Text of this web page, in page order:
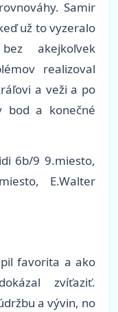
Samir
už to vyzeralo
akejkoľvek
realizoval
a veži a po
bod a konečné
6b/9 9.miesto,
E.Walter
favorita a ako
zvíťaziť.
a vývin, no